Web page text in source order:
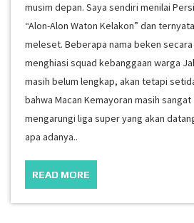
musim depan. Saya sendiri menilai
“Alon-Alon Waton Kelakon” dan
meleset. Beberapa nama beken
menghiasi squad kebanggaan warga
masih belum lengkap, akan tetapi
bahwa Macan Kemayoran masih
mengarungi liga super yang akan
apa adanya..
READ MORE